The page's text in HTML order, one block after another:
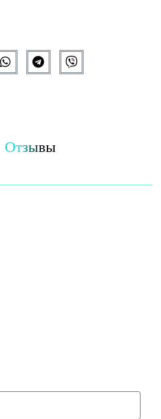
Отзывы